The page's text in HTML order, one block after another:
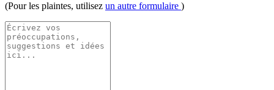
(Pour les plaintes, utilisez un autre formulaire )